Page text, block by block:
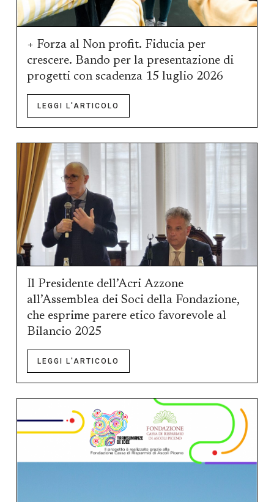
+ Forza al Non profit. Fiducia per
crescere. Bando per la presentazione di
progetti con scadenza 15 luglio 2026
LEGGI L'ARTICOLO
Il Presidente dell’Acri Azzone
all’Assemblea dei Soci della Fondazione,
che esprime parere etico favorevole al
Bilancio 2025
LEGGI L'ARTICOLO